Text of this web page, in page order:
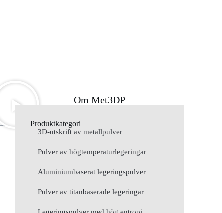
Om Met3DP
Produktkategori
3D-utskrift av metallpulver
Pulver av högtemperaturlegeringar
Aluminiumbaserat legeringspulver
Pulver av titanbaserade legeringar
Legeringspulver med hög entropi